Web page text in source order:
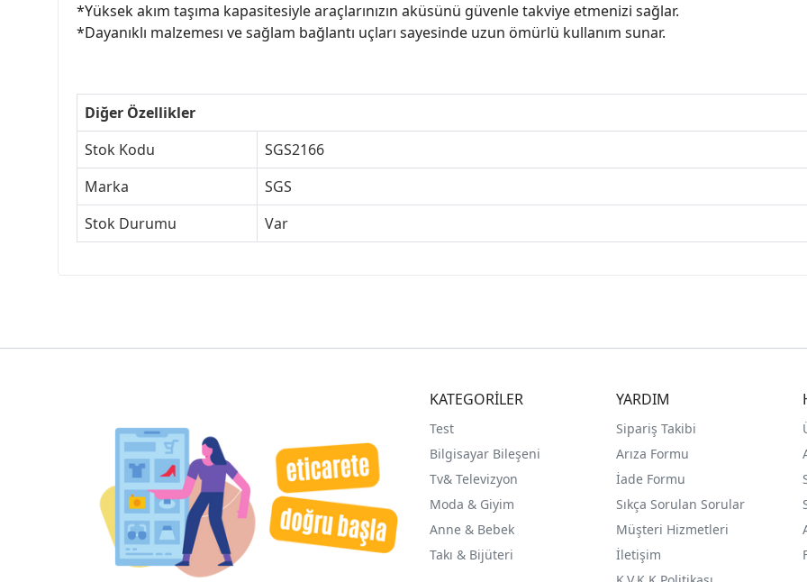
*Yüksek akım taşıma kapasitesiyle araçlarınızın aküsünü güvenle takviye etmenizi sağlar.
*Dayanıklı malzemesı ve sağlam bağlantı uçları sayesinde uzun ömürlü kullanım sunar.
Diğer Özellikler
Stok Kodu
SGS2166
Marka
SGS
Stok Durumu
Var
KATEGORİLER
Test
Bilgisayar Bileşeni
Tv& Televizyon
Moda & Giyim
Anne & Bebek
Takı & Bijüteri
YARDIM
Sipariş Takibi
Arıza Formu
İade Formu
Sıkça Sorulan Sorular
Müşteri Hizmetleri
İletişim